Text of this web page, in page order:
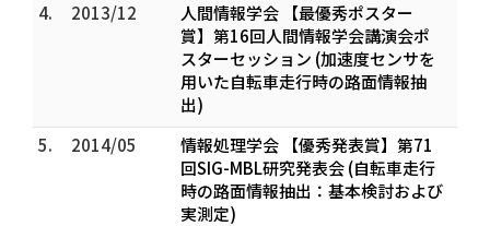
4. 2013/12
人間情報学会 【最優秀ポスター
賞】第16回人間情報学会講演会ポ
スターセッション (加速度センサを
用いた自転車走行時の路面情報抽
出)
5.
2014/05
情報処理学会 【優秀発表賞】第71
回SIG-MBL研究発表会 (自転車走行
時の路面情報抽出：基本検討および
実測定)